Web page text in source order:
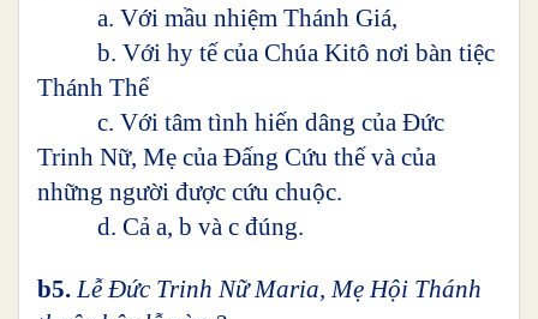
a. Với mầu nhiệm Thánh Giá,
b. Với hy tế của Chúa Kitô nơi bàn tiệc
Thánh Thể
c. Với tâm tình hiến dâng của Đức
Trinh Nữ, Mẹ của Đấng Cứu thế và của
những người được cứu chuộc.
d. Cả a, b và c đúng.
b5. Lễ Đức Trinh Nữ Maria, Mẹ Hội Thánh